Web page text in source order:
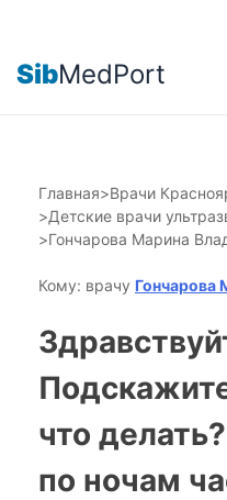
SibMedPort
Главная>Врачи
>Детские врачи
>Гончарова Марина
Кому: врачу Гончарова
что
по ночам